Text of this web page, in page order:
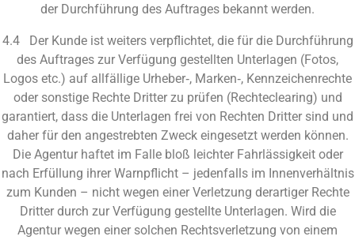
der Durchführung des Auftrages bekannt werden.
4.4 Der Kunde ist weiters verpflichtet, die für die Durchführung
des Auftrages zur Verfügung gestellten Unterlagen (Fotos,
Logos etc.) auf allfällige Urheber‑, Marken‑, Kennzeichenrechte
oder sonstige Rechte Dritter zu prüfen (Rechteclearing) und
garantiert, dass die Unterlagen frei von Rechten Dritter sind und
daher für den angestrebten Zweck eingesetzt werden können.
Die Agentur haftet im Falle bloß leichter Fahrlässigkeit oder
nach Erfüllung ihrer Warnpflicht – jedenfalls im Innenverhältnis
zum Kunden – nicht wegen einer Verletzung derartiger Rechte
Dritter durch zur Verfügung gestellte Unterlagen. Wird die
Agentur wegen einer solchen Rechtsverletzung von einem